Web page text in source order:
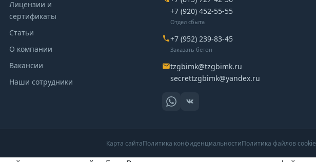
Лицензии и
сертификаты
Статьи
О компании
Вакансии
Наши сотрудники
+7 (920) 452-55-55
Отдел сбыта
+7 (952) 239-83-45
Заказать бетон
tzgbimk@tzgbimk.ru
secrettzgbimk@yandex.ru
Карта сайтаПолитика конфиденциальностиПолитика файлов cookie